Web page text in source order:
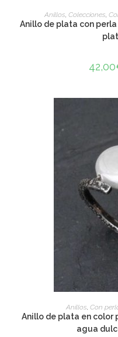
Anillos Colecciones
Anillo de plata con
42,00
Anillos, Con
Anillo de plata en color
agua